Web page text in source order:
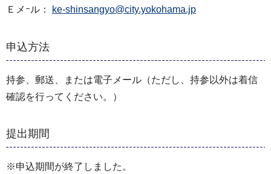
Ｅメｰル：
ke-shinsangyo@city.yokohama.jp
申込方法
持参、郵送、または電子メール（ただし、持参以外は着信
確認を行ってください。）
提出期間
※申込期間が終了しました。